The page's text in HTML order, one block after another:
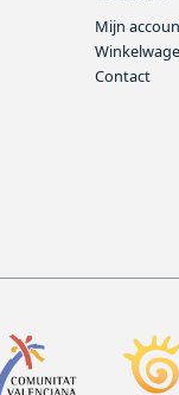
Mijn
Contact